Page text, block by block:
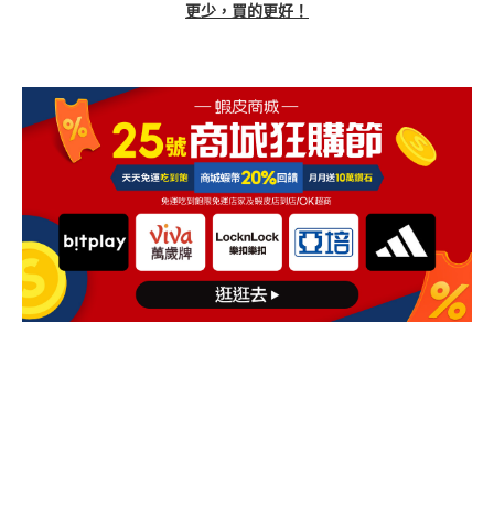
更少，買的更好！